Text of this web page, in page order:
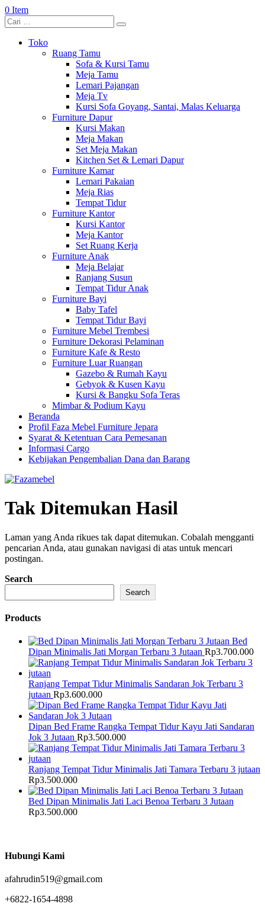
0 Item
Toko
Ruang Tamu
Sofa & Kursi Tamu
Meja Tamu
Lemari Pajangan
Meja Tv
Kursi Sofa Goyang, Santai, Malas Keluarga
Furniture Dapur
Kursi Makan
Meja Makan
Set Meja Makan
Kitchen Set & Lemari Dapur
Furniture Kamar
Lemari Pakaian
Meja Rias
Tempat Tidur
Furniture Kantor
Kursi Kantor
Meja Kantor
Set Ruang Kerja
Furniture Anak
Meja Belajar
Ranjang Susun
Tempat Tidur Anak
Furniture Bayi
Baby Tafel
Tempat Tidur Bayi
Furniture Mebel Trembesi
Furniture Dekorasi Pelaminan
Furniture Kafe & Resto
Furniture Luar Ruangan
Gazebo & Rumah Kayu
Gebyok & Kusen Kayu
Kursi & Bangku Sofa Teras
Mimbar & Podium Kayu
Beranda
Profil Faza Mebel Furniture Jepara
Syarat & Ketentuan Cara Pemesanan
Informasi Cargo
Kebijakan Pengembalian Dana dan Barang
Tak Ditemukan Hasil
Laman yang Anda rikues tak dapat ditemukan. Cobalah mengganti
pencarian Anda, atau gunakan navigasi di atas untuk mencari
postingan.
Search
Search
Products
Bed
Dipan Minimalis Jati Morgan Terbaru 3 Jutaan Rp3.700.000
Ranjang Tempat Tidur Minimalis Sandaran Jok Terbaru 3
jutaan Rp3.600.000
Dipan Bed Frame Rangka Tempat Tidur Kayu Jati Sandaran
Jok 3 Jutaan Rp3.500.000
Ranjang Tempat Tidur Minimalis Jati Tamara Terbaru 3 jutaan
Rp3.500.000
Bed Dipan Minimalis Jati Laci Benoa Terbaru 3 Jutaan
Rp3.500.000
Hubungi Kami
afahrudin519@gmail.com
+6822-1654-4898